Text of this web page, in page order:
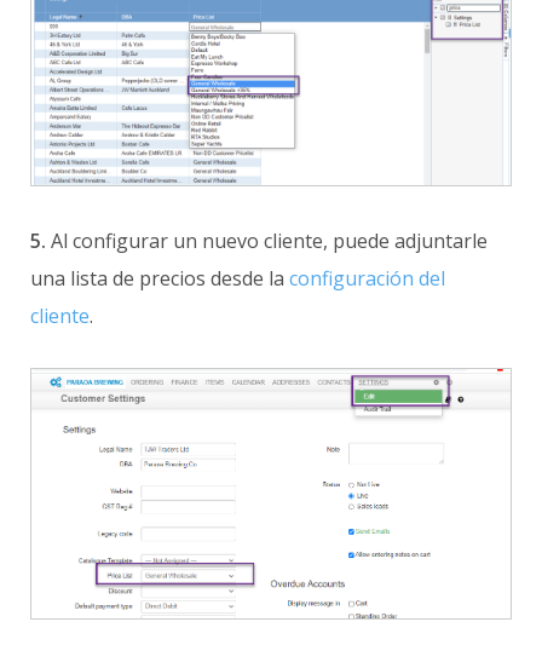
5. Al configurar un nuevo cliente, puede adjuntarle
una lista de precios desde la configuración del
cliente.